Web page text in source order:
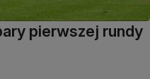
pierwszej rundy